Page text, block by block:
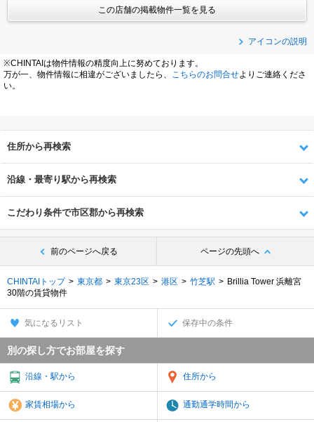
この店舗の掲載物件一覧を見る
アイコンの説明
※CHINTAIは物件情報の精度向上に努めております。
万が一、物件情報に相違がございましたら、
こちらのお問合せよりご連絡くださ
い。
住所から再検索
沿線・最寄り駅から再検索
こだわり条件で市区郡から再検索
前のページへ戻る ページの先頭へ
CHINTAIトップ 東京都 東京23区 港区 竹芝駅
Brillia Tower 浜離宮
30階の賃貸物件
気になるリスト 保存中の条件
別の探し方でお部屋を探す
沿線・駅から 住所から
家賃相場から 通勤通学時間から